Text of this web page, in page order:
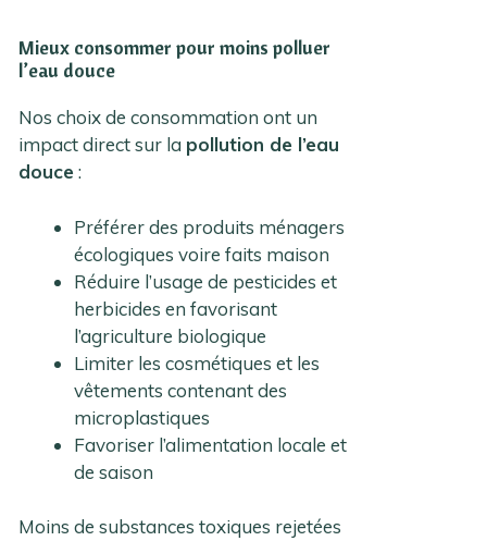
Mieux consommer pour moins polluer
l’eau douce
Nos choix de consommation ont un
impact direct sur la pollution de l’eau
douce :
Préférer des produits ménagers
écologiques voire faits maison
Réduire l’usage de pesticides et
herbicides en favorisant
l’agriculture biologique
Limiter les cosmétiques et les
vêtements contenant des
microplastiques
Favoriser l’alimentation locale et
de saison
Moins de substances toxiques rejetées